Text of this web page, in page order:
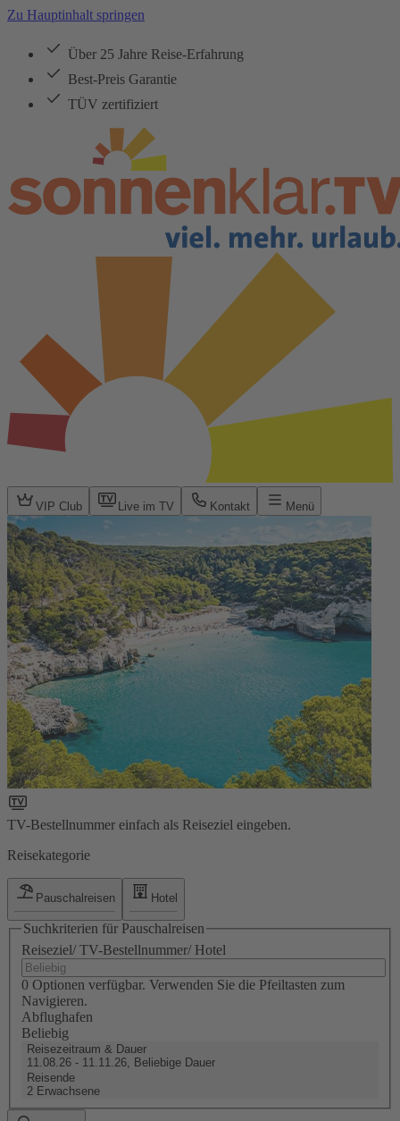
Zu Hauptinhalt springen
Über 25 Jahre Reise-Erfahrung
Best-Preis Garantie
TÜV zertifiziert
VIP Club Live im TV Kontakt Menü
TV-Bestellnummer einfach als Reiseziel eingeben.
Reisekategorie
Pauschalreisen Hotel
Suchkriterien für Pauschalreisen
Reiseziel/ TV-Bestellnummer/ Hotel
0 Optionen verfügbar. Verwenden Sie die Pfeiltasten zum
Navigieren.
Abflughafen
Beliebig
Reisezeitraum & Dauer
11.08.26 - 11.11.26, Beliebige Dauer
Reisende
2 Erwachsene